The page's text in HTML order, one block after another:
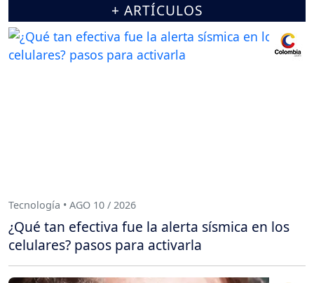
+ ARTÍCULOS
Tecnología • AGO 10 / 2026
¿Qué tan efectiva fue la alerta sísmica en los
celulares? pasos para activarla